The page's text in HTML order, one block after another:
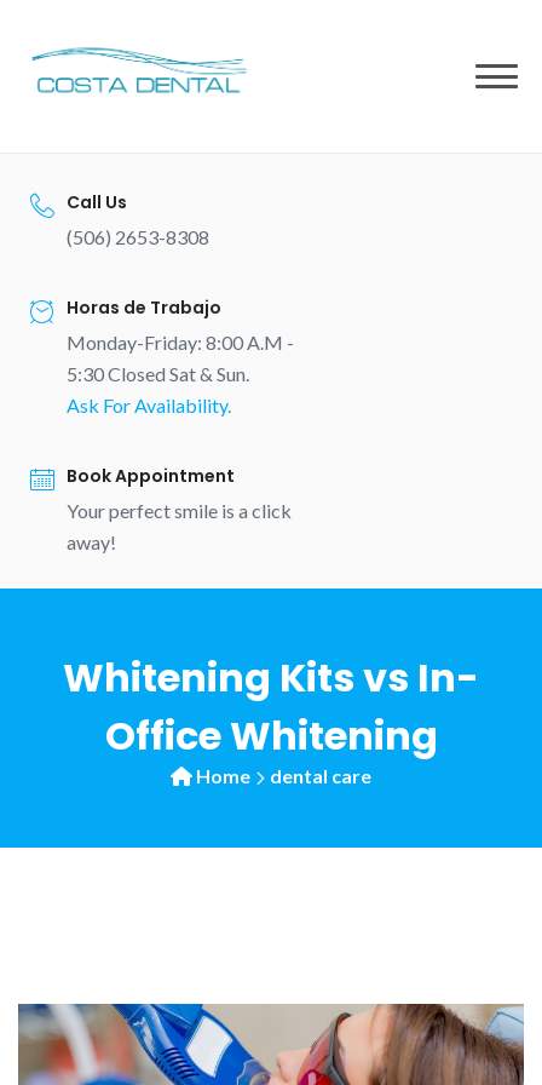
content
Call Us
(506) 2653-8308
Horas de Trabajo
Monday-Friday: 8:00 A.M -
5:30 Closed Sat & Sun.
Ask For Availability.
Book Appointment
Your perfect smile is a click
away!
Whitening Kits vs In-
Office Whitening
Home dental care